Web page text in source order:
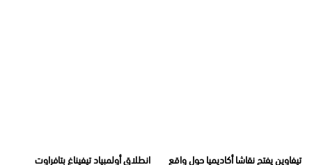
تيفاوين يفتح نقاشا أكاديميا حول واقع انطلاق أولمبياد تيفيناغ بتافراوت